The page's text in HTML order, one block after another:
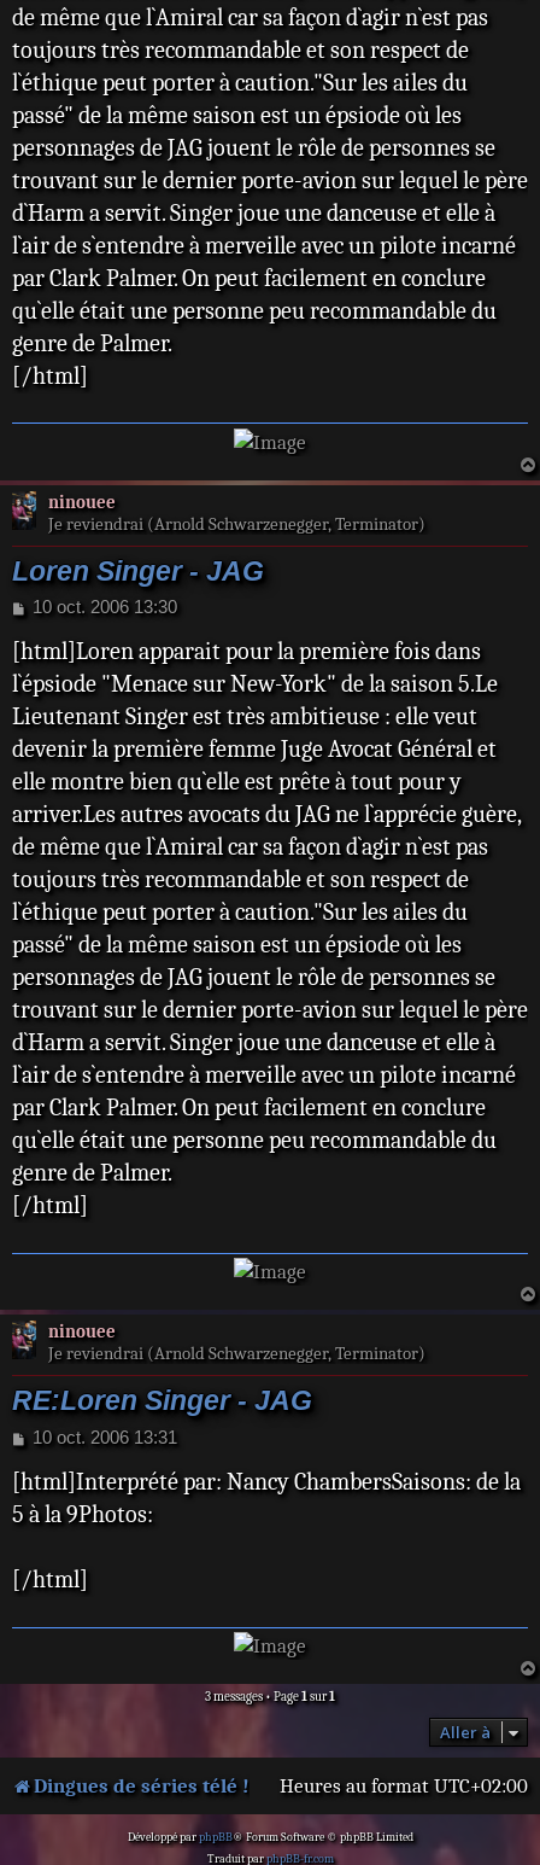
de même que l`Amiral car sa façon d`agir n`est pas
toujours très recommandable et son respect de
l`éthique peut porter à caution."Sur les ailes du
passé" de la même saison est un épsiode où les
personnages de JAG jouent le rôle de personnes se
trouvant sur le dernier porte-avion sur lequel le père
d`Harm a servit. Singer joue une danceuse et elle à
l`air de s`entendre à merveille avec un pilote incarné
par Clark Palmer. On peut facilement en conclure
qu`elle était une personne peu recommandable du
genre de Palmer.
[/html]
ninouee
Je reviendrai (Arnold Schwarzenegger, Terminator)
Loren Singer - JAG
M
s
s
a
g
10 oct. 2006 13:30
[html]Loren apparait pour la première fois dans
l`épsiode "Menace sur New-York" de la saison 5.Le
Lieutenant Singer est très ambitieuse : elle veut
devenir la première femme Juge Avocat Général et
elle montre bien qu`elle est prête à tout pour y
arriver.Les autres avocats du JAG ne l`apprécie guère,
de même que l`Amiral car sa façon d`agir n`est pas
toujours très recommandable et son respect de
l`éthique peut porter à caution."Sur les ailes du
passé" de la même saison est un épsiode où les
personnages de JAG jouent le rôle de personnes se
trouvant sur le dernier porte-avion sur lequel le père
d`Harm a servit. Singer joue une danceuse et elle à
l`air de s`entendre à merveille avec un pilote incarné
par Clark Palmer. On peut facilement en conclure
qu`elle était une personne peu recommandable du
genre de Palmer.
[/html]
ninouee
Je reviendrai (Arnold Schwarzenegger, Terminator)
RE:Loren Singer - JAG
M
s
s
a
e
10 oct. 2006 13:31
[html]Interprété par: Nancy ChambersSaisons: de la
5 à la 9Photos:
[/html]
3 messages • Page1sur1
Aller à
Dingues de séries télé ! Heures au format UTC+02:00
Développé parphpBB® Forum Software © phpBB Limited
Traduit parphpBB-fr.com